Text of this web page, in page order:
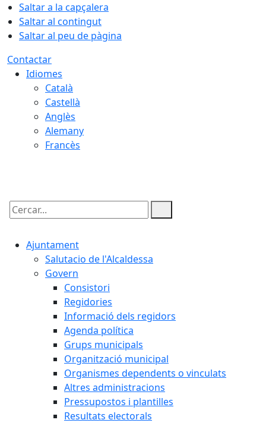
Saltar a la capçalera
Saltar al contingut
Saltar al peu de pàgina
Contactar
Idiomes
Català
Castellà
Anglès
Alemany
Francès
Cercar:
Ajuntament
Salutacio de l'Alcaldessa
Govern
Consistori
Regidories
Informació dels regidors
Agenda política
Grups municipals
Organització municipal
Organismes dependents o vinculats
Altres administracions
Pressupostos i plantilles
Resultats electorals